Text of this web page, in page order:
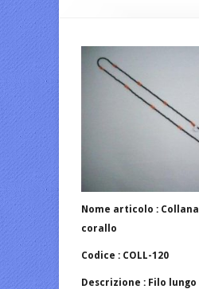
Nome articolo :
corallo
Codice : COLL-120
Descrizione : Filo